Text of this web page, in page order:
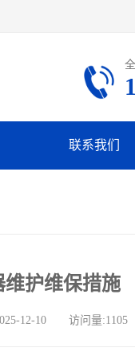
联系我们
护维保措施
12-10 访问量:1105